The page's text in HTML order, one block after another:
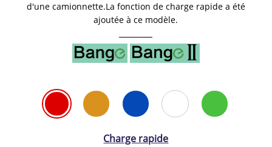
d'une camionnette.La fonction de charge rapide a été
ajoutée à ce modèle.
Charge rapide